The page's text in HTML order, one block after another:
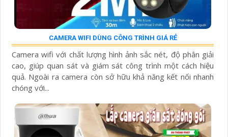
CAMERA WIFI DÙNG CÔNG TRÌNH GIÁ RẺ
Camera wifi với chất lượng hình ảnh sắc nét, độ phân giải
cao, giúp quan sát và giám sát công trình một cách hiệu
quả. Ngoài ra camera còn sở hữu khả năng kết nối nhanh
chóng với...